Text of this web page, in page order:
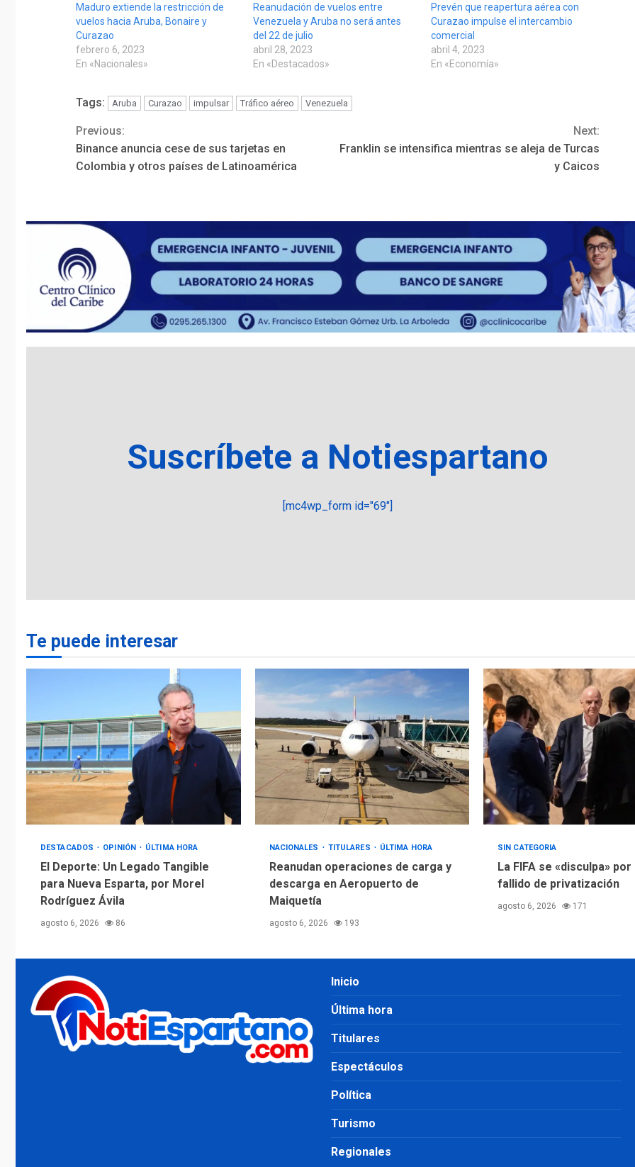
Maduro extiende la restricción de
vuelos hacia Aruba, Bonaire y
Curazao
febrero 6, 2023
En «Nacionales»
Reanudación de vuelos entre
Venezuela y Aruba no será antes
del 22 de julio
abril 28, 2023
En «Destacados»
Prevén que reapertura aérea con
Curazao impulse el intercambio
comercial
abril 4, 2023
En «Economía»
Tags: Aruba Curazao impulsar Tráfico aéreo Venezuela
Continue
Reading
Previous:
Binance anuncia cese de sus tarjetas en
Colombia y otros países de Latinoamérica
Next:
Franklin se intensifica mientras se aleja de Turcas
y Caicos
Suscríbete a Notiespartano
[mc4wp_form id="69"]
Te puede interesar
DESTACADOS OPINIÓN ÚLTIMA HORA
El Deporte: Un Legado Tangible
para Nueva Esparta, por Morel
Rodríguez Ávila
agosto 6, 2026 86
NACIONALES TITULARES ÚLTIMA HORA
Reanudan operaciones de carga y
descarga en Aeropuerto de
Maiquetía
agosto 6, 2026 193
SIN CATEGORIA
La FIFA se «disculpa» por
fallido de privatización
agosto 6, 2026 171
Inicio
Última hora
Titulares
Espectáculos
Política
Turismo
Regionales